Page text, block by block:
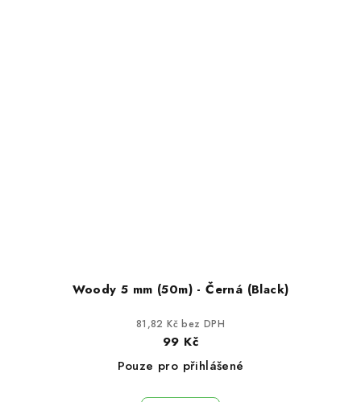
Woody 5 mm (50m) - Černá (Black)
81,82 Kč bez DPH
99 Kč
Pouze pro přihlášené